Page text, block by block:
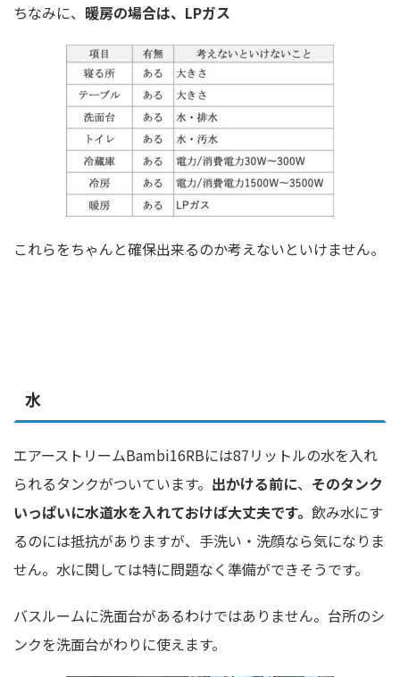
ちなみに、 暖房の場合は、LPガス
これらをちゃんと確保出来るのか考えないといけません。
水
エアーストリームBambi16RBには87リットルの水を入れ
られるタンクがついています。 出かける前に、 そのタンク
いっぱいに水道水を入れておけば大丈夫です。 飲み水にす
るのには抵抗がありますが、手洗い・洗顔なら気になりま
せん。水に関しては特に問題なく準備ができそうです。
バスルームに洗面台があるわけではありません。台所のシ
ンクを洗面台がわりに使えます。